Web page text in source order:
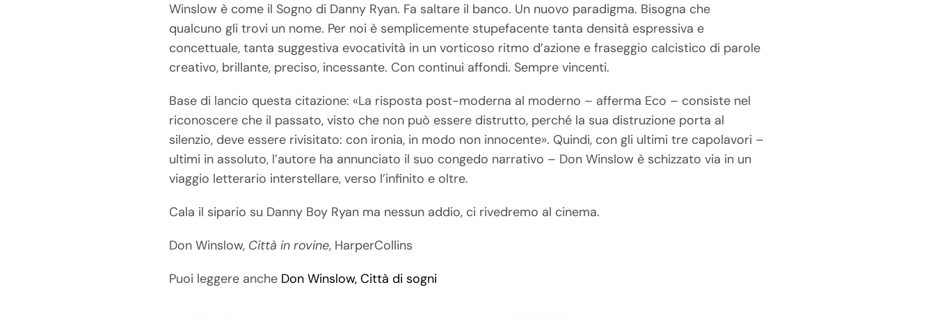
Winslow è come il Sogno di Danny Ryan. Fa saltare il banco. Un nuovo paradigma. Bisogna che
qualcuno gli trovi un nome. Per noi è semplicemente stupefacente tanta densità espressiva e
concettuale, tanta suggestiva evocatività in un vorticoso ritmo d’azione e fraseggio calcistico di parole
creativo, brillante, preciso, incessante. Con continui affondi. Sempre vincenti.
Base di lancio questa citazione: «La risposta post-moderna al moderno – afferma Eco – consiste nel
riconoscere che il passato, visto che non può essere distrutto, perché la sua distruzione porta al
silenzio, deve essere rivisitato: con ironia, in modo non innocente». Quindi, con gli ultimi tre capolavori –
ultimi in assoluto, l’autore ha annunciato il suo congedo narrativo – Don Winslow è schizzato via in un
viaggio letterario interstellare, verso l’infinito e oltre.
Cala il sipario su Danny Boy Ryan ma nessun addio, ci rivedremo al cinema.
Don Winslow, Città in rovine, HarperCollins
Puoi leggere anche Don Winslow, Città di sogni